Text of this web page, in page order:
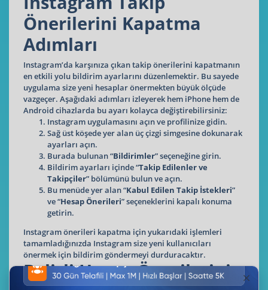
Önerilerini Kapatma
Adımları
Instagram’da karşınıza çıkan takip önerilerini kapatmanın
en etkili yolu bildirim ayarlarını düzenlemektir. Bu sayede
uygulama size yeni hesaplar önermekten büyük ölçüde
vazgeçer. Aşağıdaki adımları izleyerek hem iPhone hem de
Android cihazlarda bu ayarı kolayca değiştirebilirsiniz:
Instagram uygulamasını açın ve profilinize gidin.
Sağ üst köşede yer alan üç çizgi simgesine dokunarak
ayarları açın.
Burada bulunan “Bildirimler” seçeneğine girin.
Bildirim ayarları içinde “Takip Edilenler ve
Takipçiler” bölümünü bulun ve açın.
Bu menüde yer alan “Kabul Edilen Takip İstekleri”
ve “Hesap Önerileri” seçeneklerini kapalı konuma
getirin.
Instagram önerileri kapatma için yukarıdaki işlemleri
tamamladığınızda Instagram size yeni kullanıcıları
önermek için bildirim göndermeyi durduracaktır.
Belirli Hesap Önerilerini